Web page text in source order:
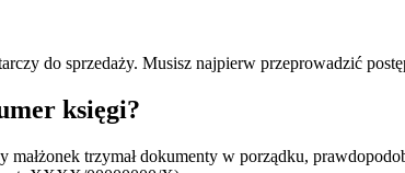
do sprzedaży. Musisz najpierw przeprowadzić
księgi?
trzymał dokumenty w porządku,